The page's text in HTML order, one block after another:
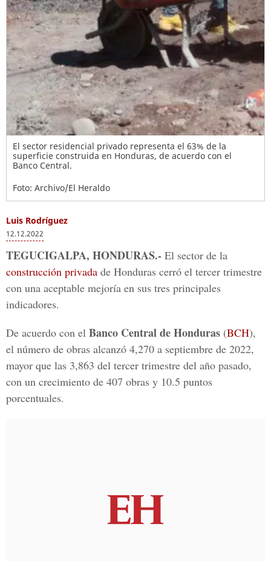
El sector residencial privado representa el 63% de la
superficie construida en Honduras, de acuerdo con el
Banco Central.
Foto: Archivo/El Heraldo
Luis Rodríguez
12.12.2022
TEGUCIGALPA, HONDURAS.- El sector de la
construcción privada de Honduras cerró el tercer trimestre
con una aceptable mejoría en sus tres principales
indicadores.
De acuerdo con el Banco Central de Honduras (BCH),
el número de obras alcanzó 4,270 a septiembre de 2022,
mayor que las 3,863 del tercer trimestre del año pasado,
con un crecimiento de 407 obras y 10.5 puntos
porcentuales.